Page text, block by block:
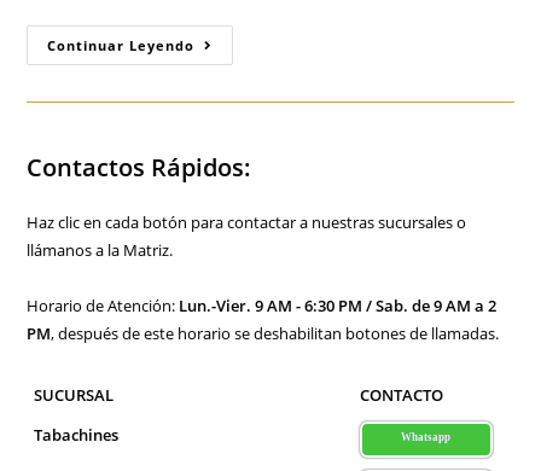
Continuar Leyendo Durock:
La
Ideal
Exteriores
Contactos Rápidos:
Haz clic en cada botón para contactar a nuestras sucursales o
llámanos a la Matriz.
Horario de Atención: Lun.-Vier. 9 AM - 6:30 PM / Sab. de 9 AM a 2
PM, después de este horario se deshabilitan botones de llamadas.
SUCURSAL
CONTACTO
Tabachines
Whatsapp